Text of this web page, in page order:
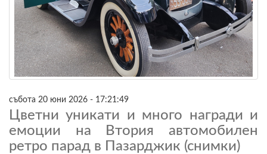
събота 20 юни 2026 - 17:21:49
Цветни уникати и много награди и
емоции на Втория автомобилен
ретро парад в Пазарджик (снимки)